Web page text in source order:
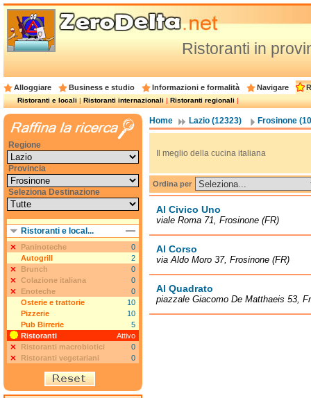
Ristoranti in
Alloggiare Business e studio Informazioni e formalità Navigare
Ristoranti e locali|Ristoranti internazionali|Ristoranti regionali|
Home Lazio (12323) Frosinone
Il meglio della cucina italiana
Ordina per
Al Civico Uno
viale Roma 71, Frosinone (FR)
Al Corso
via Aldo Moro 37, Frosinone (FR)
Al Quadrato
piazzale Giacomo De Matthaeis 53,
Regione
Provincia
Seleziona Destinazione
Ristoranti e local...
Paninoteche
0
Autogrill
2
Brunch
0
Colazione italiana
0
Enoteche
0
Osterie e trattorie
10
Pizzerie
10
Pub Birrerie
5
Ristoranti
Attivo
Ristoranti macrobiotici
0
Ristoranti vegetariani
0